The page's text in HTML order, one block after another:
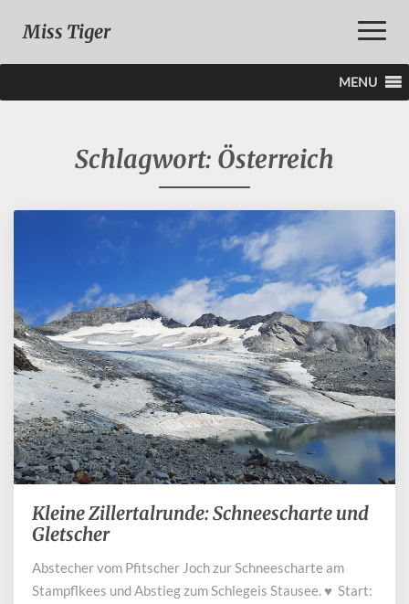
Toggle
Miss Tiger
MENU
Schlagwort: Österreich
Kleine
Zillertalrunde:
und
Gletscher
Kleine Zillertalrunde: Schneescharte und
Gletscher
Abstecher vom Pfitscher Joch zur Schneescharte am
Stampflkees und Abstieg zum Schlegeis Stausee. ♥ Start: